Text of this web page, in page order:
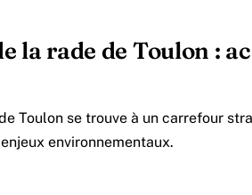
la rade de Toulon :
Toulon se trouve à un carrefour
environnementaux.